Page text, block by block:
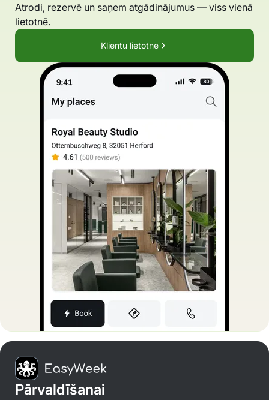
Atrodi, rezervē un saņem atgādinājumus — viss vienā
lietotnē.
Klientu lietotne
Pārvaldīšanai